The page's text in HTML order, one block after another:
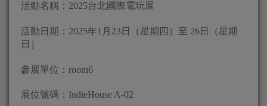
活動名稱：2025台北國際電玩展
活動日期：2025年1月23日（星期四）至 26日（星期
日）
參展單位：room6
展位號碼：IndieHouse A-02